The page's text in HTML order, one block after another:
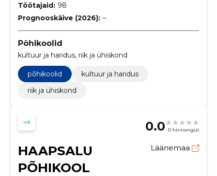
Töötajaid: 98
Prognooskäive (2026): –
Põhikoolid
kultuur ja haridus, riik ja ühiskond
põhikoolid
kultuur ja haridus
riik ja ühiskond
0.0 0 hinnangut
HAAPSALU
PÕHIKOOL
Läänemaa